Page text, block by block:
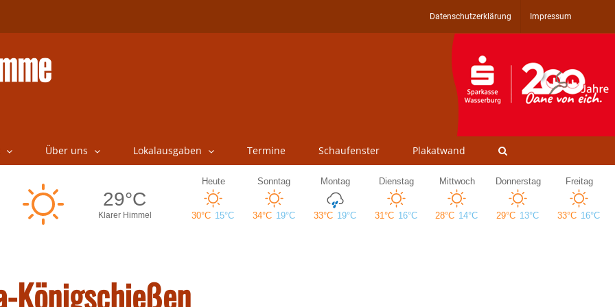
Datenschutzerklärung Impressum
Über uns Lokalausgaben Termine Schaufenster Plakatwand
Königschießen